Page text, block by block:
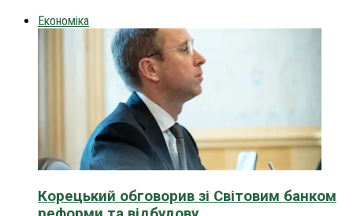
Економіка
Корецький обговорив зі Світовим банком